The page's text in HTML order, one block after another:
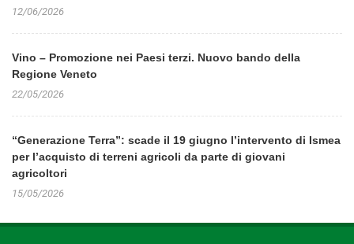
12/06/2026
Vino – Promozione nei Paesi terzi. Nuovo bando della
Regione Veneto
22/05/2026
“Generazione Terra”: scade il 19 giugno l’intervento di Ismea
per l’acquisto di terreni agricoli da parte di giovani
agricoltori
15/05/2026